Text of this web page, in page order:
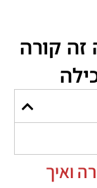
זה קורה
ואיך